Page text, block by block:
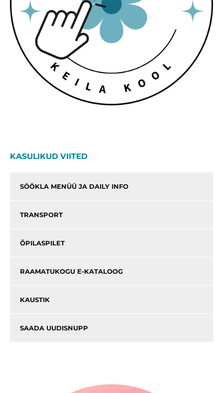
KASULIKUD VIITED
SÖÖKLA MENÜÜ JA DAILY INFO
TRANSPORT
ÕPILASPILET
RAAMATUKOGU E-KATALOOG
KAUSTIK
SAADA UUDISNUPP